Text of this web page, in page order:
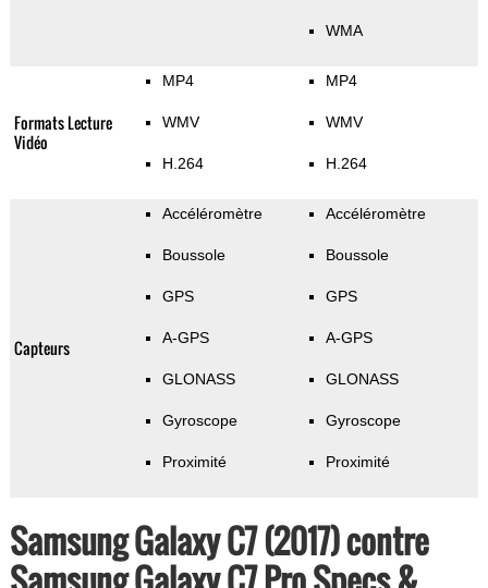
WMA
Formats Lecture
Vidéo
MP4
WMV
H.264
MP4
WMV
H.264
Capteurs
Accéléromètre
Boussole
GPS
A-GPS
GLONASS
Gyroscope
Proximité
Accéléromètre
Boussole
GPS
A-GPS
GLONASS
Gyroscope
Proximité
Samsung Galaxy C7 (2017) contre